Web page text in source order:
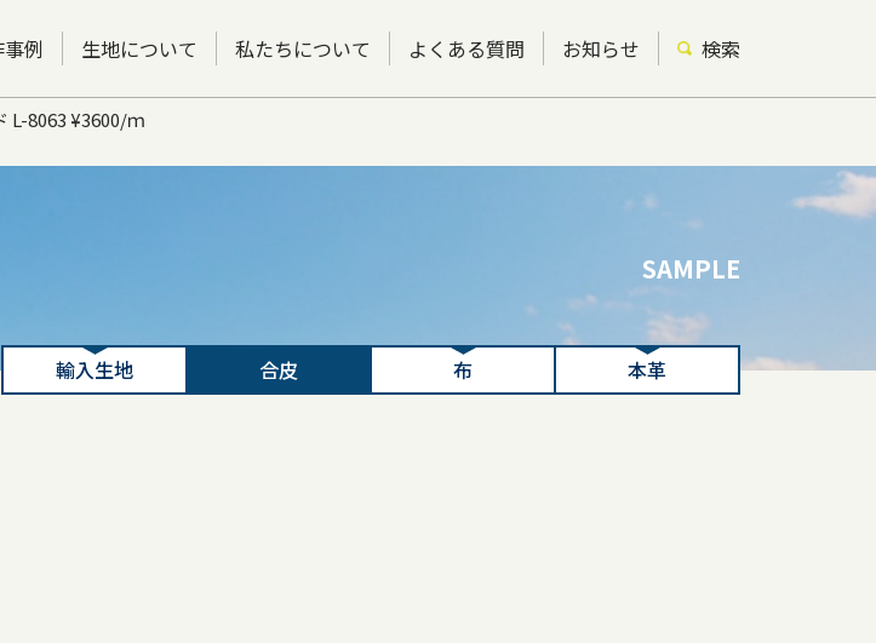
例 生地について 私たちについて よくある質問 お知らせ 検索
L-8063 ¥3600/ｍ
SAMPLE
輸入生地 合皮 布 本革